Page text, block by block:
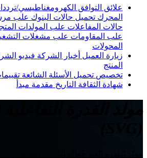
علائق التوافق الكهرومغناطيسي/
المحرك تحميل حالات البنوك علب
حالات المفاعلات علب المولدات
علب المقاومات علب مشغلات
المحولات
زيارة العميل أخبار الشركة فيديو
المنتج
تخصيص تحميل الأسئلة الشائعة
شهادة الثقافة التاريخ مقدمة مبدأ